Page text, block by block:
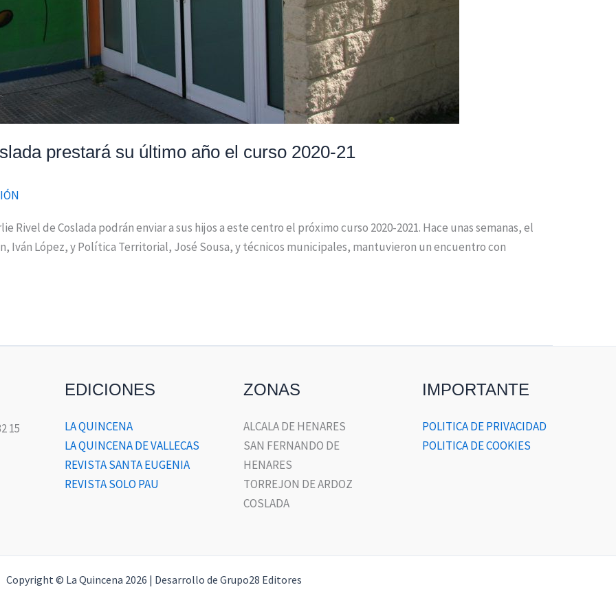
prestará su último año el curso 2020-21
Rivel de Coslada podrán enviar a sus hijos a este centro el próximo curso 2020-2021. Hace unas semanas, el
Iván López, y Política Territorial, José Sousa, y técnicos municipales, mantuvieron un encuentro con
15
EDICIONES
LA QUINCENA
LA QUINCENA DE VALLECAS
REVISTA SANTA EUGENIA
REVISTA SOLO PAU
ZONAS
ALCALA DE HENARES
SAN FERNANDO DE
HENARES
TORREJON DE ARDOZ
COSLADA
IMPORTANTE
POLITICA DE PRIVACIDAD
POLITICA DE COOKIES
Copyright © La Quincena 2026 | Desarrollo de Grupo28 Editores